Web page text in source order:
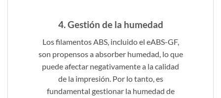
4. Gestión de la humedad
Los filamentos ABS, incluido el eABS-GF,
son propensos a absorber humedad, lo que
puede afectar negativamente a la calidad
de la impresión. Por lo tanto, es
fundamental gestionar la humedad de